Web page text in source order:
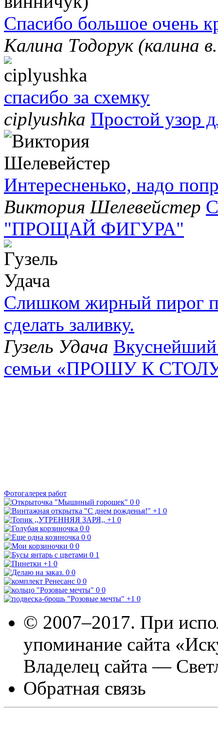
Спасибо большое очень
Калина Тодорук (калина
спасибо за схемку
ciplyushka Простой узор
Интересненько, надо
Виктория Шелевейстер
"ПРОЩАЙ ФИГУРА"
Слишком жирный пирог
сделать заливку.
Гузель Удача
семьи «ПРОШУ К
Фотогалерея работ
0 0
+1 0
+1 0
0 0
0 0
0 0
0 1
+1 0
0 0
0 0
0 0
+1 0
© 2007–2017. При
упоминание сайта
Владелец сайта —
Обратная связь